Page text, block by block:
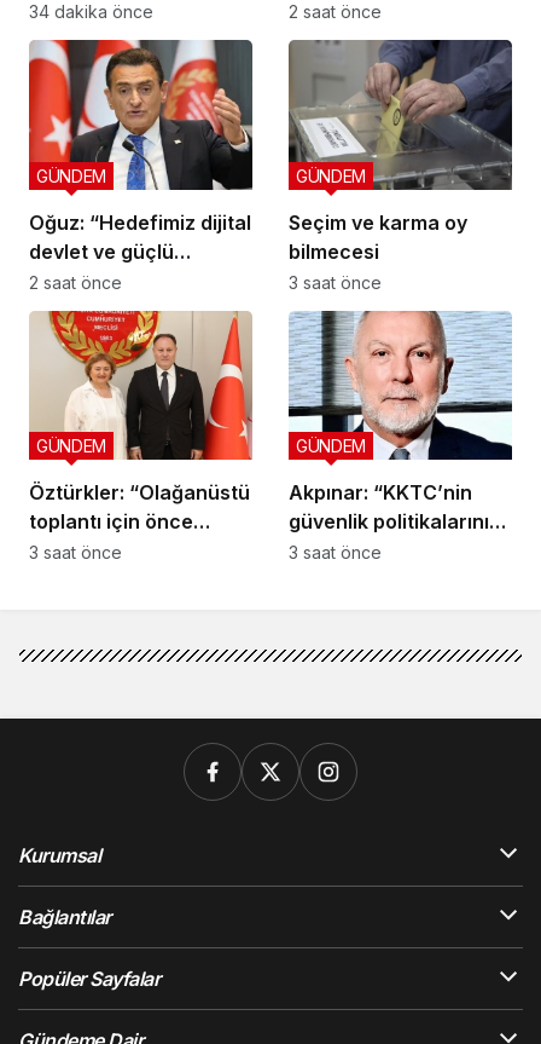
34 dakika önce 2 saat önce
Oğuz: “Hedefimiz dijital
devlet ve güçlü
kurumlar”
GÜNDEM
2 saat önce
Seçim ve karma oy
bilmecesi
GÜNDEM
3 saat önce
Öztürkler: “Olağanüstü
toplantı için önce
komiteler gerekli
GÜNDEM
3 saat önce
Akpınar: “KKTC’nin
güvenlik politikalarını
bütüncül bir yaklaşımla
GÜNDEM
3 saat önce
Kurumsal
Bağlantılar
Popüler Sayfalar